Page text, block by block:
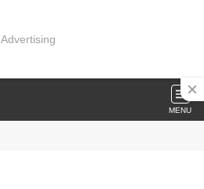
Advertising
MENU